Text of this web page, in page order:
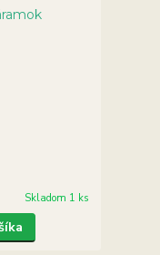
Skladom 1 ks